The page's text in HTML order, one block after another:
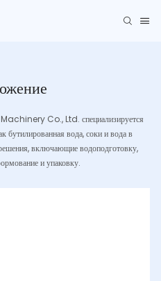
Co., Ltd. специализируется
бутилированная вода, соки и вода в
включающие водоподготовку,
и упаковку.